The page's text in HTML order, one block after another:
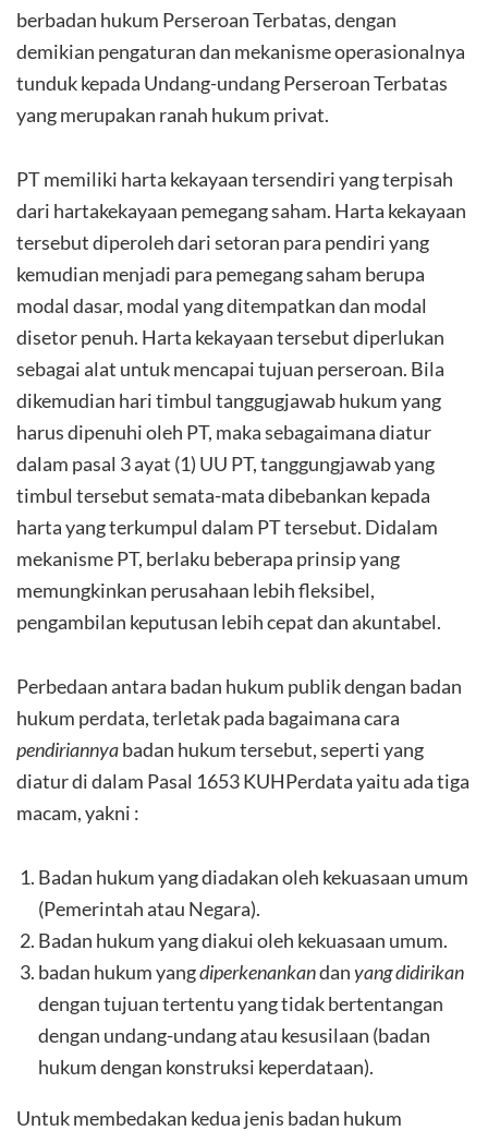
berbadan hukum Perseroan Terbatas, dengan
demikian pengaturan dan mekanisme operasionalnya
tunduk kepada Undang-undang Perseroan Terbatas
yang merupakan ranah hukum privat.
PT memiliki harta kekayaan tersendiri yang terpisah
dari hartakekayaan pemegang saham. Harta kekayaan
tersebut diperoleh dari setoran para pendiri yang
kemudian menjadi para pemegang saham berupa
modal dasar, modal yang ditempatkan dan modal
disetor penuh. Harta kekayaan tersebut diperlukan
sebagai alat untuk mencapai tujuan perseroan. Bila
dikemudian hari timbul tanggugjawab hukum yang
harus dipenuhi oleh PT, maka sebagaimana diatur
dalam pasal 3 ayat (1) UU PT, tanggungjawab yang
timbul tersebut semata-mata dibebankan kepada
harta yang terkumpul dalam PT tersebut. Didalam
mekanisme PT, berlaku beberapa prinsip yang
memungkinkan perusahaan lebih fleksibel,
pengambilan keputusan lebih cepat dan akuntabel.
Perbedaan antara badan hukum publik dengan badan
hukum perdata, terletak pada bagaimana cara
pendiriannyabadan hukum tersebut, seperti yang
diatur di dalam Pasal 1653 KUHPerdata yaitu ada tiga
macam, yakni :
Badan hukum yang diadakan oleh kekuasaan umum
(Pemerintah atau Negara).
Badan hukum yang diakui oleh kekuasaan umum.
badan hukum yangdiperkenankandanyang didirikan
dengan tujuan tertentu yang tidak bertentangan
dengan undang-undang atau kesusilaan (badan
hukum dengan konstruksi keperdataan).
Untuk membedakan kedua jenis badan hukum